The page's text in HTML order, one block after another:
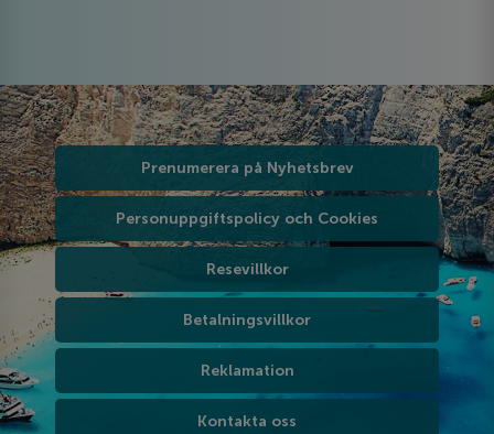
Prenumerera på Nyhetsbrev
Personuppgiftspolicy och Cookies
Resevillkor
Betalningsvillkor
Reklamation
Kontakta oss